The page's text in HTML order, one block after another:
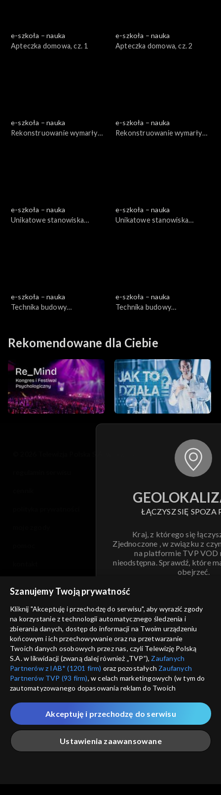
e-szkoła – nauka
Apteczka domowa, cz. 1
e-szkoła – nauka
Apteczka domowa, cz. 2
e-szkoła – nauka
Rekonstruowanie wymarłych
e-szkoła – nauka
Rekonstruowanie wymarłych
e-szkoła – nauka
Unikatowe stanowiska
e-szkoła – nauka
Unikatowe stanowiska
e-szkoła – nauka
Technika budowy
e-szkoła – nauka
Technika budowy
Rekomendowane dla Ciebie
ŁĄCZYSZ SIĘ SPOZA
Kraj, z którego się
Zjednoczone , w związku z
na platformie TVP VOD
nieodstępna. Sprawdź, które
obejrzeć.
ANULUJ
informacje o dostawcy usług
Szanujemy Twoją prywatność
Kliknij "Akceptuję i przechodzę do serwisu", aby wyrazić zgody
na korzystanie z technologii automatycznego śledzenia i
zbierania danych, dostęp do informacji na Twoim urządzeniu
końcowym i ich przechowywanie oraz na przetwarzanie
Twoich danych osobowych przez nas, czyli Telewizję Polską
S.A. w likwidacji (zwaną dalej również „TVP”), Zaufanych
Partnerów z IAB* (1201 firm) oraz pozostałych Zaufanych
Partnerów TVP (93 firm), w celach marketingowych (w tym do
zautomatyzowanego dopasowania reklam do Twoich
które wskazujemy poniżej, a także zgody na udostępnianie
przez nas identyfikatora PPID do Google.
Twoje dane osobowe zbierane podczas odwiedzania przez
Ciebie naszych
poszczególnych serwisówzwanych dalej
„Portalem”, w tym informacje zapisywane za pomocą
Ustawienia zaawansowane
Akceptuję i przechodzę do serwisu